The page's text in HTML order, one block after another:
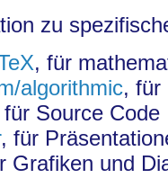
zu
, für
algorithmic, für
für Source Code
, für
Grafiken und